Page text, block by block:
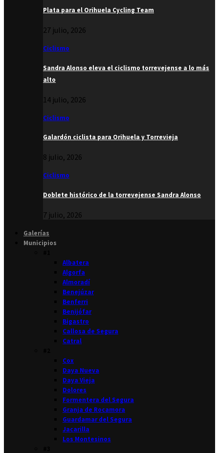
Plata para el Orihuela Cycling Team
27 julio, 2026
Ciclismo
Sandra Alonso eleva el ciclismo torrevejense a lo más
alto
14 julio, 2026
Ciclismo
Galardón ciclista para Orihuela y Torrevieja
8 julio, 2026
Ciclismo
Doblete histórico de la torrevejense Sandra Alonso
7 julio, 2026
Galerías
Municipios
Albatera
Algorfa
Almoradí
Benejúzar
Benferri
Benijófar
Bigastro
Callosa de Segura
Catral
Cox
Daya Nueva
Daya Vieja
Dolores
Formentera del Segura
Granja de Rocamora
Guardamar del Segura
Jacarilla
Los Montesinos